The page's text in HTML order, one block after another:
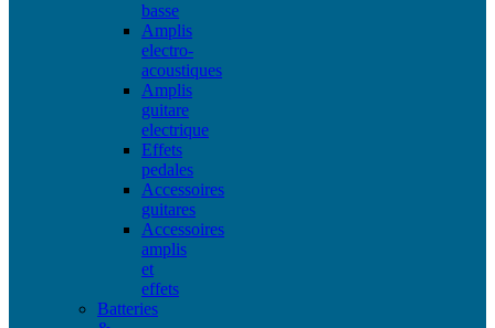
basse
Amplis
electro-
acoustiques
Amplis
guitare
electrique
Effets
pedales
Accessoires
guitares
Accessoires
amplis
et
effets
Batteries